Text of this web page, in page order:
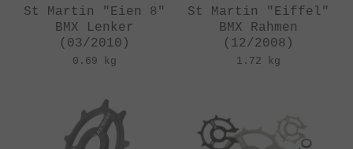
St Martin "Eien 8"
BMX Lenker
(03/2010)
0.69 kg
St Martin "Eiffel"
BMX Rahmen
(12/2008)
1.72 kg